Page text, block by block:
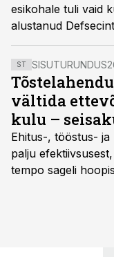
esikohale tuli vaid
alustanud
autonoomseid ja
süsteeme.
droonitootja
ST SISUTURUNDUS
vältida
kulu –
Ehitus-, tööstus- ja
palju
tempo sageli